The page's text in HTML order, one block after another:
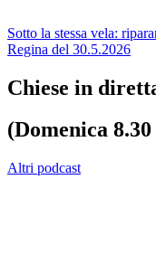
Sotto la stessa vela:
Regina del 30.5.2026
Chiese in
(Domenica
Altri podcast